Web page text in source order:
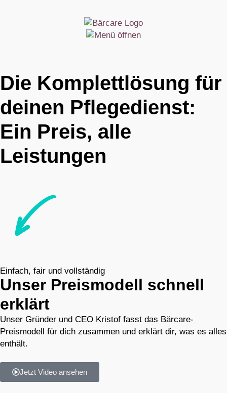
Die Komplettlösung für
deinen Pflegedienst:
Ein Preis, alle
Leistungen
Einfach, fair und vollständig
Unser Preismodell schnell
erklärt
Unser Gründer und CEO Kristof fasst das Bärcare-
Preismodell für dich zusammen und erklärt dir, was es alles
enthält.
Jetzt Video ansehen